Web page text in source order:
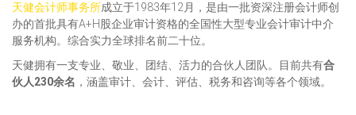
天健会计师事务所成立于1983年12月，是由一批资深注册会计师创
办的首批具有A+H股企业审计资格的全国性大型专业会计审计中介
服务机构。综合实力全球排名前二十位。
天健拥有一支专业、敬业、团结、活力的合伙人团队。目前共有合
伙人230余名 ，涵盖审计、会计、评估、税务和咨询等各个领域。